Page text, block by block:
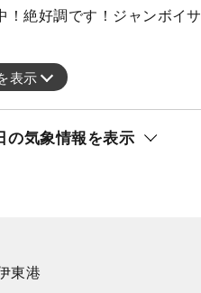
！絶好調です！ジャンボイサ
表示
の気象情報を表示
東港